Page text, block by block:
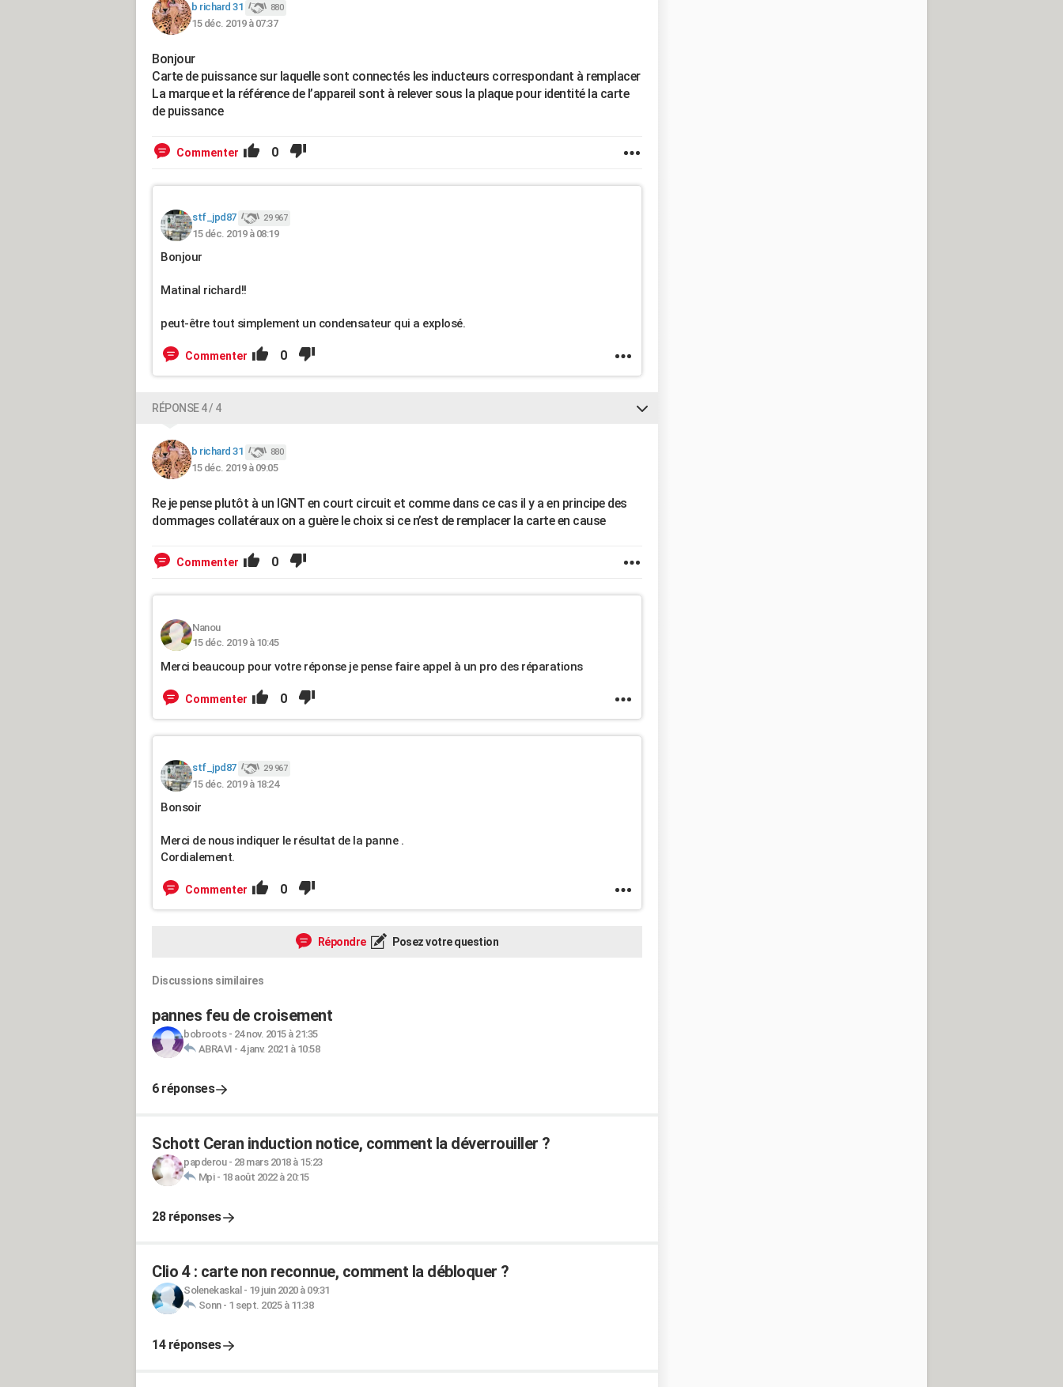
b richard 31 880
15 déc. 2019 à 07:37
Bonjour
Carte de puissance sur laquelle sont connectés les inducteurs correspondant à remplacer
La marque et la référence de l’appareil sont à relever sous la plaque pour identité la carte
de puissance
Commenter 0
stf_jpd87 29 967
15 déc. 2019 à 08:19
Bonjour
Matinal richard!!
peut-être tout simplement un condensateur qui a explosé.
Commenter 0
RÉPONSE 4 / 4
b richard 31 880
15 déc. 2019 à 09:05
Re je pense plutôt à un IGNT en court circuit et comme dans ce cas il y a en principe des
dommages collatéraux on a guère le choix si ce n’est de remplacer la carte en cause
Commenter 0
Nanou
15 déc. 2019 à 10:45
Merci beaucoup pour votre réponse je pense faire appel à un pro des réparations
Commenter 0
stf_jpd87 29 967
15 déc. 2019 à 18:24
Bonsoir
Merci de nous indiquer le résultat de la panne .
Cordialement.
Commenter 0
Répondre Posez votre question
Discussions similaires
pannes feu de croisement
bobroots- 24 nov. 2015 à 21:35
ABRAVI - 4 janv. 2021 à 10:58
6 réponses
Schott Ceran induction notice, comment la déverrouiller ?
papderou- 28 mars 2018 à 15:23
Mpi- 18 août 2022 à 20:15
28 réponses
Clio 4 : carte non reconnue, comment la débloquer ?
Solenekaskal - 19 juin 2020 à 09:31
Sonn- 1 sept. 2025 à 11:38
14 réponses